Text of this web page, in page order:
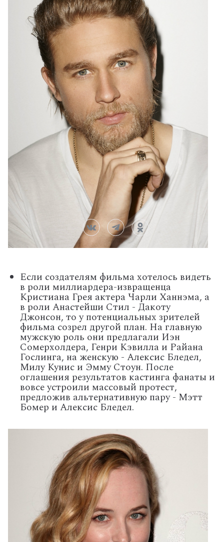
Если создателям фильма хотелось видеть
в роли миллиардера-извращенца
Кристиана Грея актера Чарли Ханнэма, а
в роли Анастейши Стил - Дакоту
Джонсон, то у потенциальных зрителей
фильма созрел другой план. На главную
мужскую роль они предлагали Иэн
Сомерхолдера, Генри Кэвилла и Райана
Гослинга, на женскую - Алексис Бледел,
Милу Кунис и Эмму Стоун. После
оглашения результатов кастинга фанаты и
вовсе устроили массовый протест,
предложив альтернативную пару - Мэтт
Бомер и Алексис Бледел.